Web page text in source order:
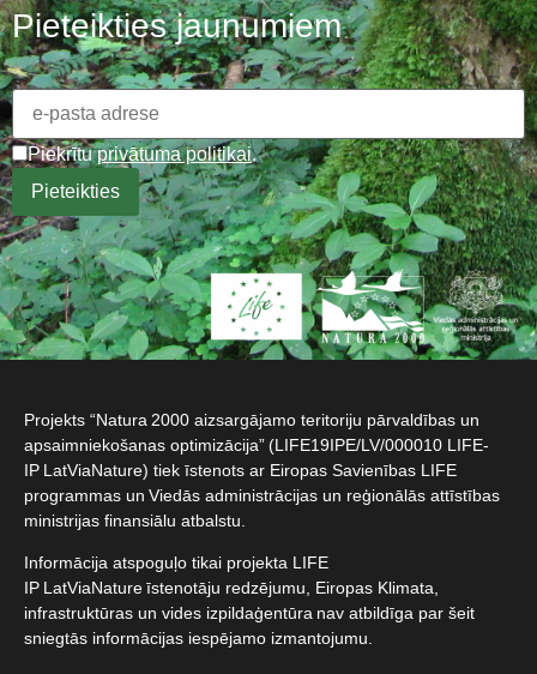
Pieteikties jaunumiem
Piekrītuprivātuma politikai.
Projekts “Natura 2000 aizsargājamo teritoriju pārvaldības un
apsaimniekošanas optimizācija” (LIFE19IPE/LV/000010 LIFE-
IP LatViaNature) tiek īstenots ar Eiropas Savienības LIFE
programmas un Viedās administrācijas un reģionālās attīstības
ministrijas finansiālu atbalstu.​
Informācija atspoguļo tikai projekta LIFE
IP LatViaNature īstenotāju redzējumu, Eiropas Klimata,
infrastruktūras un vides izpildaģentūra nav atbildīga par šeit
sniegtās informācijas iespējamo izmantojumu.​